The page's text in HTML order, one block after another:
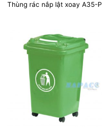
Thùng rác nắp lật xoay A35-P